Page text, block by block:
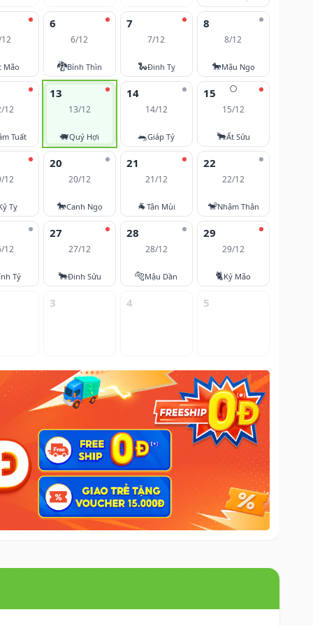
Mão
6
6/12
🐉Bính Thìn
7
7/12
🐍Đinh Tỵ
8
8/12
🐎Mậu Ngọ
12
Tuất
13
13/12
🐖Quý Hợi
14
14/12
🐀Giáp Tý
🌕
15
15/12
🐂Ất Sửu
12
Tỵ
20
20/12
🐎Canh Ngọ
21
21/12
🐐Tân Mùi
22
22/12
🐒Nhâm Thân
12
Tý
27
27/12
🐂Đinh Sửu
28
28/12
🐅Mậu Dần
29
29/12
🐈Kỷ Mão
3 4 5